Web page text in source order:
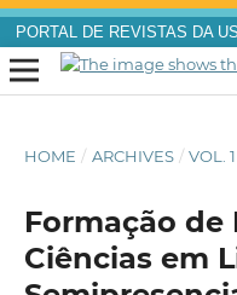
PORTAL DE REVISTAS DA
HOME / ARCHIVES / VOL.
Formação de
Ciências em